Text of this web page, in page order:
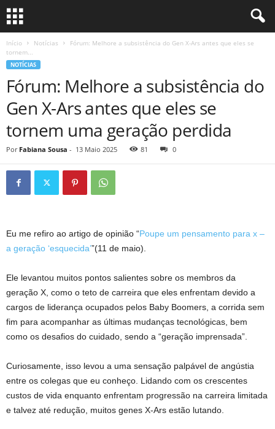
Início Notícias
Fórum: Melhore a subsistência do Gen X-Ars antes que eles se
tornem...
NOTÍCIAS
Fórum: Melhore a subsistência do
Gen X-Ars antes que eles se
tornem uma geração perdida
Por Fabiana Sousa - 13 Maio 2025 81 0
Eu me refiro ao artigo de opinião “Poupe um pensamento para x –
a geração ‘esquecida’”(11 de maio).
Ele levantou muitos pontos salientes sobre os membros da
geração X, como o teto de carreira que eles enfrentam devido a
cargos de liderança ocupados pelos Baby Boomers, a corrida sem
fim para acompanhar as últimas mudanças tecnológicas, bem
como os desafios do cuidado, sendo a “geração imprensada”.
Curiosamente, isso levou a uma sensação palpável de angústia
entre os colegas que eu conheço. Lidando com os crescentes
custos de vida enquanto enfrentam progressão na carreira limitada
e talvez até redução, muitos genes X-Ars estão lutando.